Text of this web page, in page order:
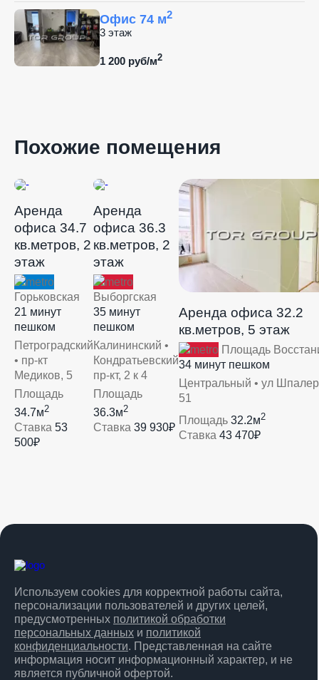
Офис 74 м2
3 этаж
1 200 руб/м2
Похожие помещения
Аренда
офиса 34.7
кв.метров, 2
этаж
Горьковская
21 минут
пешком
Петроградский
• пр-кт
Медиков, 5
Площадь
34.7м2
Ставка 53
500₽
Аренда
офиса 36.3
кв.метров, 2
этаж
Выборгская
35 минут
пешком
Калининский •
Кондратьевский
пр-кт, 2 к 4
Площадь
36.3м2
Ставка 39 930₽
Аренда офиса 32.2
кв.метров, 5 этаж
Площадь
34 минут пешком
Центральный • ул
51
Площадь 32.2м2
Ставка 43 470₽
Используем cookies для корректной работы сайта,
персонализации пользователей и других целей,
предусмотренных политикой обработки
персональных данных и политикой
конфиденциальности. Представленная на сайте
информация носит информационный характер, и не
является публичной офертой.